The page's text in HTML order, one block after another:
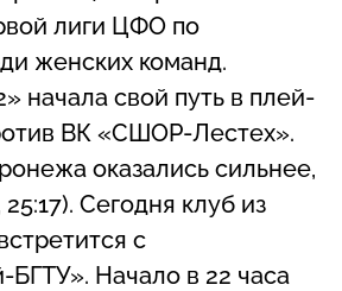
лиги ЦФО по
женских команд.
начала свой путь в плей-
ВК «СШОР-Лестех».
оказались сильнее,
25:17). Сегодня клуб из
с
БГТУ». Начало в 22 часа